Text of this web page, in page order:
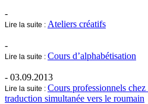
-
Lire la suite : Ateliers créatifs
-
Lire la suite : Cours d’alphabétisation
- 03.09.2013
Lire la suite : Cours professionnels
traduction simultanée vers le roumain